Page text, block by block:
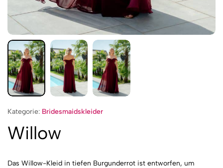
Kategorie: Bridesmaidskleider
Willow
Das Willow-Kleid in tiefen Burgunderrot ist entworfen, um